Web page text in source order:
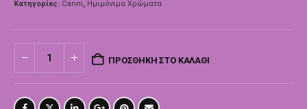
Κατηγορίες: Canni, Ημιμόνιμα Χρώματα
ΠΡΟΣΘΉΚΗ ΣΤΟ ΚΑΛΆΘΙ